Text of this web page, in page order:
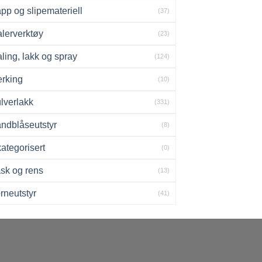
og slipemateriell (37)
(23)
lakk og spray (124)
(10)
(331)
(8)
(0)
og rens (13)
(41)